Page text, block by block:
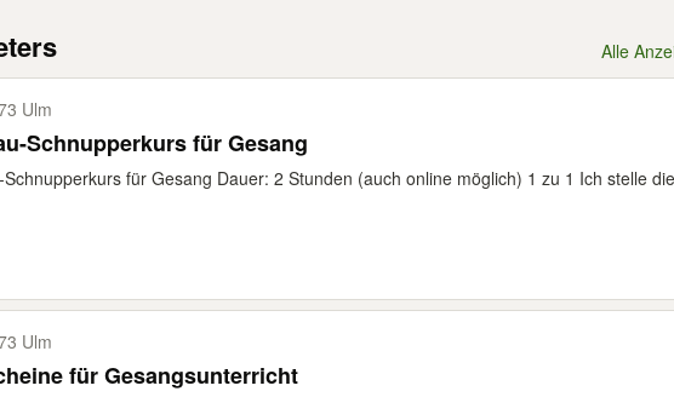
Alle
Ulm
Schnupperkurs für Gesang
für Gesang Dauer: 2 Stunden (auch online möglich) 1 zu 1 Ich stelle
Ulm
für Gesangsunterricht